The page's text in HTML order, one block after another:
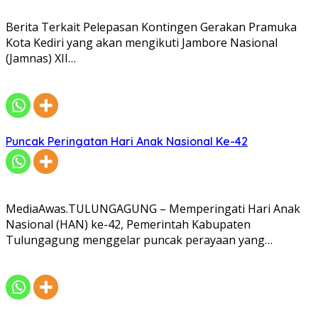
Berita Terkait Pelepasan Kontingen Gerakan Pramuka
Kota Kediri yang akan mengikuti Jambore Nasional
(Jamnas) XII…
Puncak Peringatan Hari Anak Nasional Ke-42
MediaAwas.TULUNGAGUNG – Memperingati Hari Anak
Nasional (HAN) ke-42, Pemerintah Kabupaten
Tulungagung menggelar puncak perayaan yang…